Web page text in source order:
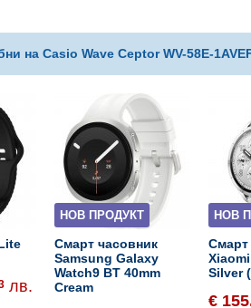
на Casio Wave Ceptor WV-58E-
лв.
НОВ ПРОДУКТ
Смарт часовник
Samsung Galaxy
Watch9 BT 40mm
Cream
НОВ
Смарт
Silver
€